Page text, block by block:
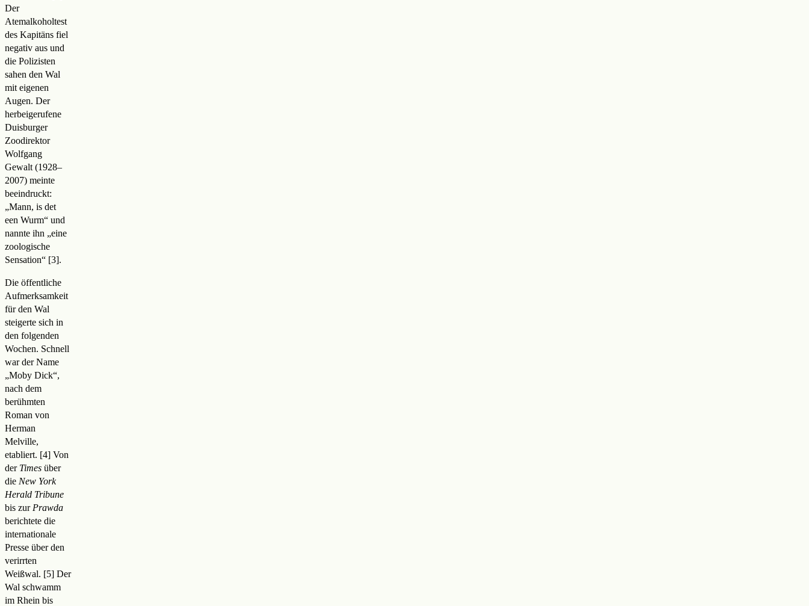
Der
Atemalkoholtest
des Kapitäns fiel
negativ aus und
die Polizisten
sahen den Wal
mit eigenen
Augen. Der
herbeigerufene
Duisburger
Zoodirektor
Wolfgang
Gewalt (1928–
2007) meinte
beeindruckt:
„Mann, is det
een Wurm“ und
nannte ihn „eine
zoologische
Sensation“ .
Die öffentliche
Aufmerksamkeit
für den Wal
steigerte sich in
den folgenden
Wochen. Schnell
war der Name
„Moby Dick“,
nach dem
berühmten
Roman von
Herman
Melville,
etabliert.
Von
der Times über
die New York
Herald Tribune
bis zur Prawda
berichtete die
internationale
Presse über den
verirrten
Weißwal.
Der
Wal schwamm
im Rhein bis